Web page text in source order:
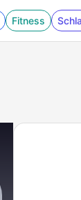
Fitness